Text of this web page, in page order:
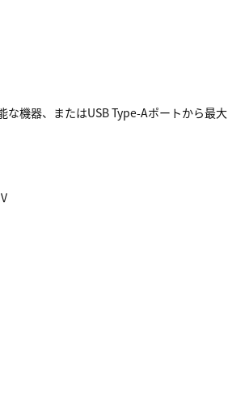
機器、またはUSB Type-Aポートから最大